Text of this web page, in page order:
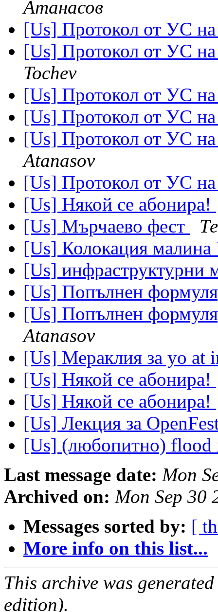
Атанасов
[Us] Протокол от УС
[Us] Протокол от УС
Tochev
[Us] Протокол от УС
[Us] Протокол от УС
[Us] Протокол от УС
Atanasov
[Us] Протокол от УС
[Us] Някой се абонира!
[Us] Мърчаево фест
[Us] Колокация
[Us] инфраструктурни
[Us] Попълнен
[Us] Попълнен
Atanasov
[Us] Мераклия за yo at
[Us] Някой се абонира!
[Us] Някой се абонира!
[Us] Лекция за
[Us] (любопитно) flood
Last message date: Mon
Archived on: Mon Sep 30
Messages sorted by: [
More info on this list...
This archive was
edition).